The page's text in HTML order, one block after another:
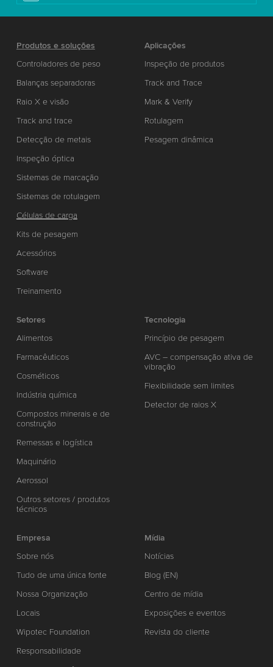
Produtos e soluções
Controladores de peso
Balanças separadoras
Raio X e visão
Track and trace
Detecção de metais
Inspeção óptica
Sistemas de marcação
Sistemas de rotulagem
Células de carga
Kits de pesagem
Acessórios
Software
Treinamento
Aplicações
Inspeção de produtos
Track and Trace
Mark & Verify
Rotulagem
Pesagem dinâmica
Setores
Alimentos
Farmacêuticos
Cosméticos
Indústria química
Compostos minerais e de
construção
Remessas e logística
Maquinário
Aerossol
Outros setores / produtos
técnicos
Tecnologia
Princípio de pesagem
AVC – compensação ativa de
vibração
Flexibilidade sem limites
Detector de raios X
Empresa
Sobre nós
Tudo de uma única fonte
Nossa Organização
Locais
Wipotec Foundation
Responsabilidade
Mídia
Notícias
Blog (EN)
Centro de mídia
Exposições e eventos
Revista do cliente